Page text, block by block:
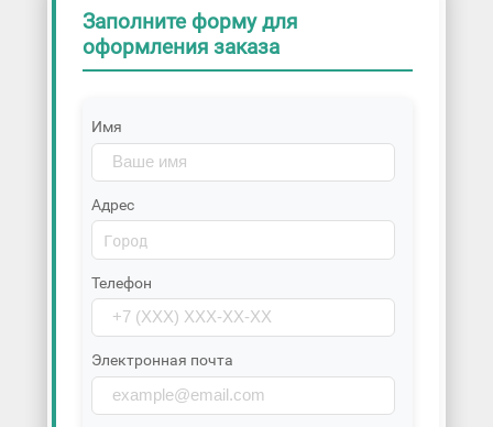
Заполните форму для
оформления заказа
Имя
Адрес
Телефон
Электронная почта